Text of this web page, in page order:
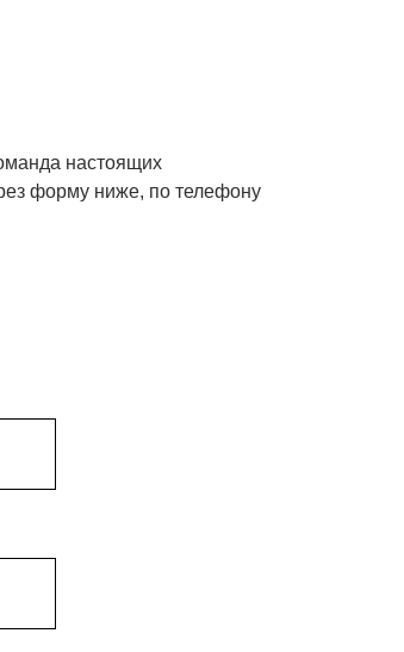
настоящих
форму ниже, по телефону